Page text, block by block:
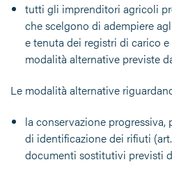
tutti gli imprenditori agricoli
che scelgono di adempiere
e tenuta dei registri di carico
modalità alternative previste
Le modalità alternative
la conservazione progressiva,
di identificazione dei rifiuti
documenti sostitutivi previsti